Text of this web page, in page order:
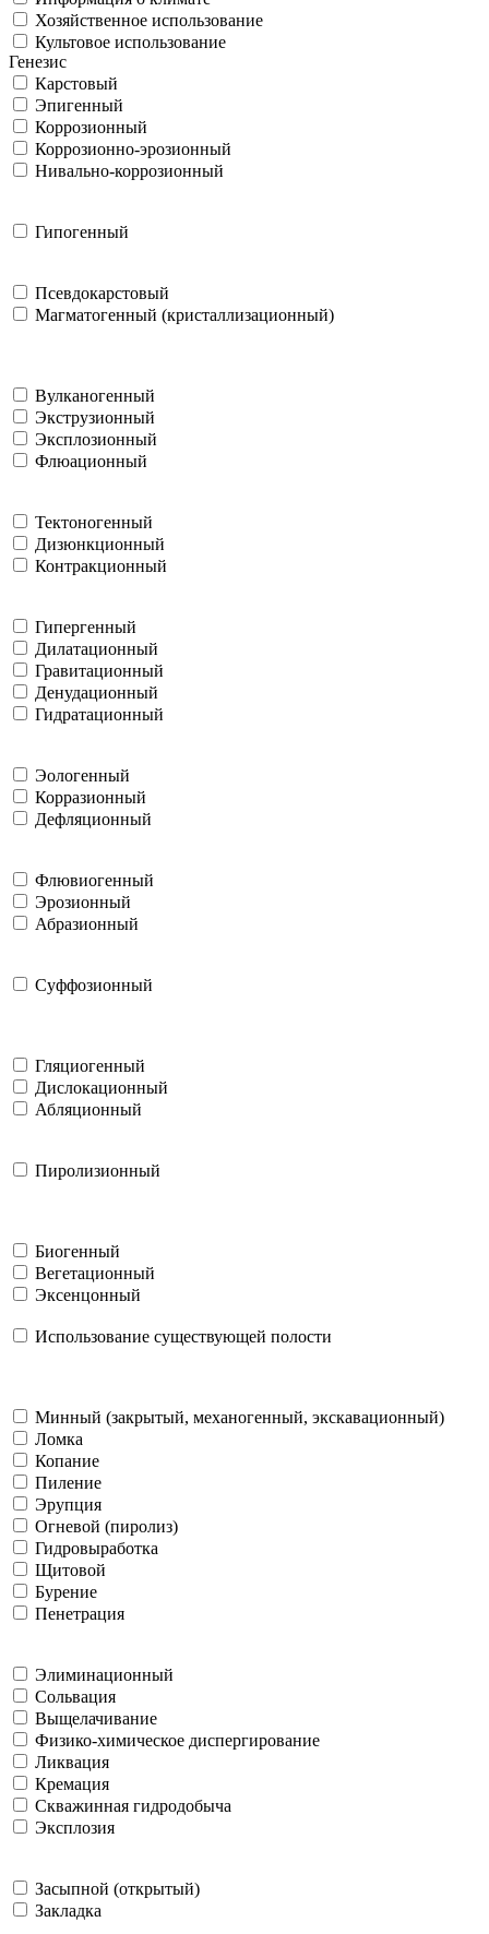
Хозяйственное использование
Культовое использование
Генезис
Карстовый
Эпигенный
Коррозионный
Коррозионно-эрозионный
Нивально-коррозионный
Гипогенный
Псевдокарстовый
Магматогенный (кристаллизационный)
Вулканогенный
Экструзионный
Эксплозионный
Флюационный
Тектоногенный
Дизюнкционный
Контракционный
Гипергенный
Дилатационный
Гравитационный
Денудационный
Гидратационный
Эологенный
Корразионный
Дефляционный
Флювиогенный
Эрозионный
Абразионный
Суффозионный
Гляциогенный
Дислокационный
Абляционный
Пиролизионный
Биогенный
Вегетационный
Эксенцонный
Использование существующей полости
Минный (закрытый, механогенный, экскавационный)
Ломка
Копание
Пиление
Эрупция
Огневой (пиролиз)
Гидровыработка
Щитовой
Бурение
Пенетрация
Элиминационный
Сольвация
Выщелачивание
Физико-химическое диспергирование
Ликвация
Кремация
Скважинная гидродобыча
Эксплозия
Засыпной (открытый)
Закладка